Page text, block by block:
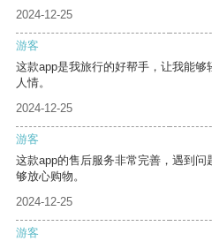
2024-12-25
游客
这款app是我旅行的好帮手，让我能
人情。
2024-12-25
游客
这款app的售后服务非常完善，遇到
够放心购物。
2024-12-25
游客